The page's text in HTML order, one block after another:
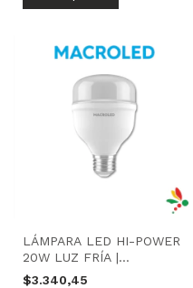
LÁMPARA LED HI-POWER
20W LUZ FRÍA |
MACROLED
$3.340,45